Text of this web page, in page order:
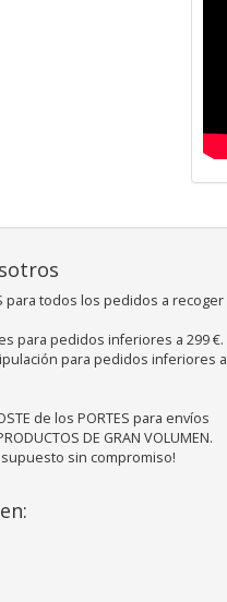
para todos los pedidos a recoger
para pedidos inferiores a 299 €.
para pedidos inferiores a
de los PORTES para envíos
DE GRAN VOLUMEN.
sin compromiso!